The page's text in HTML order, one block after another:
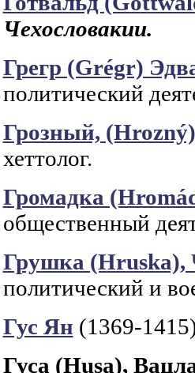
Чехословакии.
Грегр (Grégr)
политический
Грозный,
хеттолог.
Громадка
общественный
Грушка (Hruska),
политический и
Гус Ян (1369-
Гуса (Husa),